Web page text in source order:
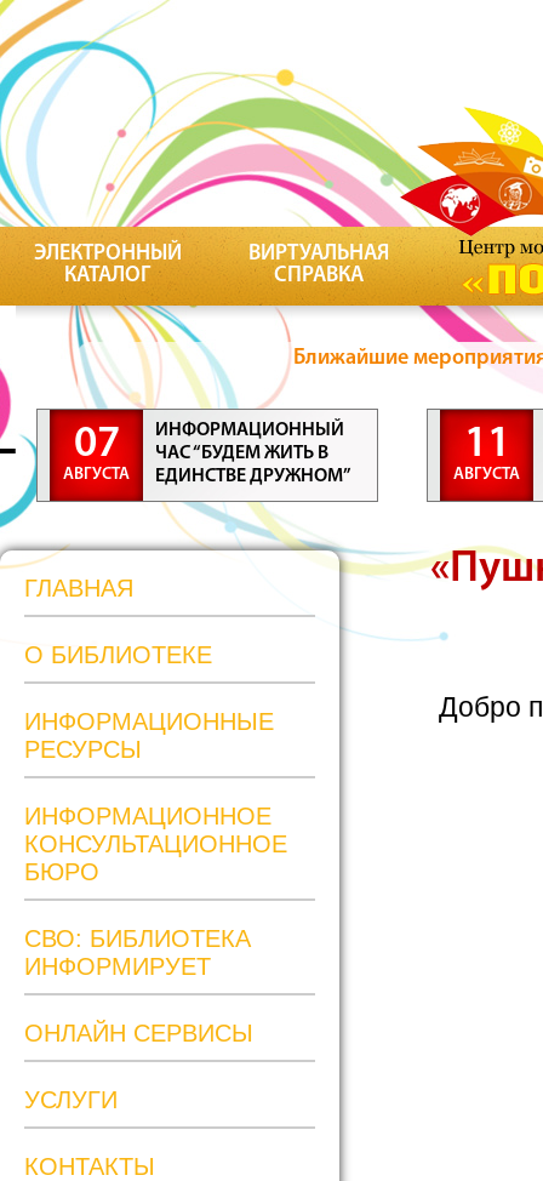
ЭЛЕКТРОННЫЙ
КАТАЛОГ
ВИРТУАЛЬНАЯ
СПРАВКА
Ближайшие
07
АВГУСТА
ИНФОРМАЦИОННЫЙ
ЧАС “БУДЕМ ЖИТЬ В
ЕДИНСТВЕ ДРУЖНОМ”
11
АВГУСТА
ГЛАВНАЯ
О БИБЛИОТЕКЕ
ИНФОРМАЦИОННЫЕ
РЕСУРСЫ
ИНФОРМАЦИОННОЕ
КОНСУЛЬТАЦИОННОЕ
БЮРО
СВО: БИБЛИОТЕКА
ИНФОРМИРУЕТ
ОНЛАЙН СЕРВИСЫ
УСЛУГИ
КОНТАКТЫ
Добро